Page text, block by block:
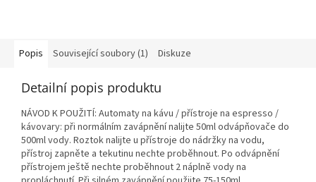
Popis Související soubory (1) Diskuze
Detailní popis produktu
NÁVOD K POUŽITÍ: Automaty na kávu / přístroje na espresso /
kávovary: při normálním zavápnění nalijte 50ml odvápňovače do
500ml vody. Roztok nalijte u přístroje do nádržky na vodu,
přístroj zapněte a tekutinu nechte proběhnout. Po odvápnění
přístrojem ještě nechte proběhnout 2 náplně vody na